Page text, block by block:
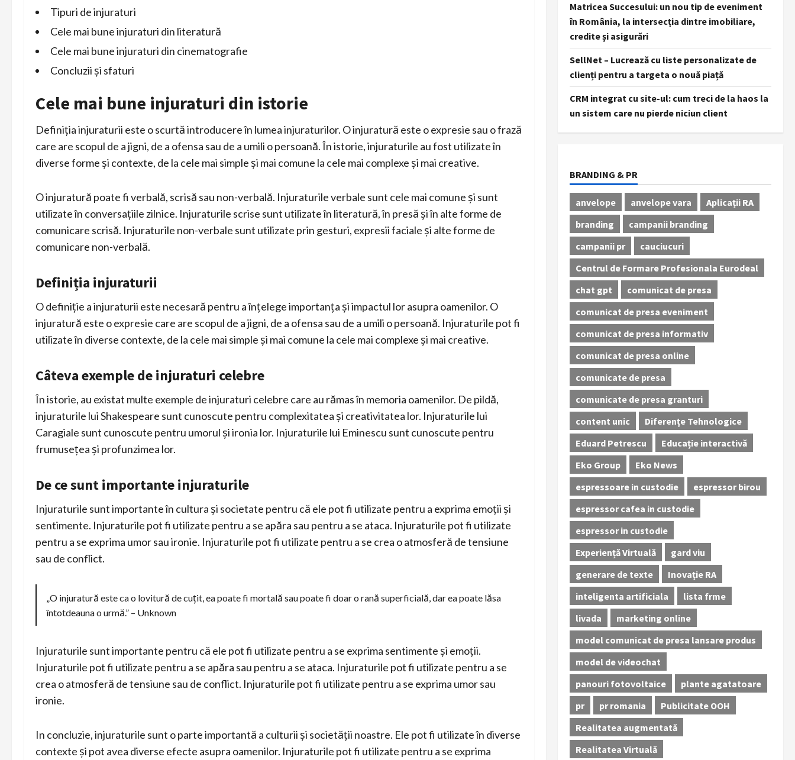
Tipuri de injuraturi
Cele mai bune injuraturi din literatură
Cele mai bune injuraturi din cinematografie
Concluzii și sfaturi
Cele mai bune injuraturi din istorie
Definiția injuraturii este o scurtă introducere în lumea injuraturilor. O injuratură este o expresie sau o frază
care are scopul de a jigni, de a ofensa sau de a umili o persoană. În istorie, injuraturile au fost utilizate în
diverse forme și contexte, de la cele mai simple și mai comune la cele mai complexe și mai creative.
O injuratură poate fi verbală, scrisă sau non-verbală. Injuraturile verbale sunt cele mai comune și sunt
utilizate în conversațiile zilnice. Injuraturile scrise sunt utilizate în literatură, în presă și în alte forme de
comunicare scrisă. Injuraturile non-verbale sunt utilizate prin gesturi, expresii faciale și alte forme de
comunicare non-verbală.
Definiția injuraturii
O definiție a injuraturii este necesară pentru a înțelege importanța și impactul lor asupra oamenilor. O
injuratură este o expresie care are scopul de a jigni, de a ofensa sau de a umili o persoană. Injuraturile pot fi
utilizate în diverse contexte, de la cele mai simple și mai comune la cele mai complexe și mai creative.
Câteva exemple de injuraturi celebre
În istorie, au existat multe exemple de injuraturi celebre care au rămas în memoria oamenilor. De pildă,
injuraturile lui Shakespeare sunt cunoscute pentru complexitatea și creativitatea lor. Injuraturile lui
Caragiale sunt cunoscute pentru umorul și ironia lor. Injuraturile lui Eminescu sunt cunoscute pentru
frumusețea și profunzimea lor.
De ce sunt importante injuraturile
Injuraturile sunt importante în cultura și societate pentru că ele pot fi utilizate pentru a exprima emoții și
sentimente. Injuraturile pot fi utilizate pentru a se apăra sau pentru a se ataca. Injuraturile pot fi utilizate
pentru a se exprima umor sau ironie. Injuraturile pot fi utilizate pentru a se crea o atmosferă de tensiune
sau de conflict.
„O injuratură este ca o lovitură de cuțit, ea poate fi mortală sau poate fi doar o rană superficială, dar ea poate lăsa
întotdeauna o urmă.” – Unknown
Injuraturile sunt importante pentru că ele pot fi utilizate pentru a se exprima sentimente și emoții.
Injuraturile pot fi utilizate pentru a se apăra sau pentru a se ataca. Injuraturile pot fi utilizate pentru a se
crea o atmosferă de tensiune sau de conflict. Injuraturile pot fi utilizate pentru a se exprima umor sau
ironie.
In concluzie, injuraturile sunt o parte importantă a culturii și societății noastre. Ele pot fi utilizate în diverse
contexte și pot avea diverse efecte asupra oamenilor. Injuraturile pot fi utilizate pentru a se exprima
Matricea Succesului: un nou tip de eveniment
în România, la intersecția dintre imobiliare,
credite și asigurări
SellNet – Lucrează cu liste personalizate de
clienți pentru a targeta o nouă piață
CRM integrat cu site-ul: cum treci de la haos la
un sistem care nu pierde niciun client
BRANDING & PR
anvelope anvelope vara
Aplicații RA
branding
campanii branding
campanii pr
cauciucuri
Centrul de Formare Profesionala Eurodeal
chat gpt
comunicat de presa
comunicat de presa eveniment
comunicat de presa informativ
comunicat de presa online
comunicate de presa
comunicate de presa granturi
content unic
Diferențe Tehnologice
Eduard Petrescu
Educație interactivă
Eko Group
Eko News
espressoare in custodie
espressor birou
espressor cafea in custodie
espressor in custodie
Experiență Virtuală
gard viu
generare de texte
Inovație RA
inteligenta artificiala
lista frme
livada
marketing online
model comunicat de presa lansare produs
model de videochat
panouri fotovoltaice
plante agatatoare
pr
pr romania
Publicitate OOH
Realitatea augmentată
Realitatea Virtuală